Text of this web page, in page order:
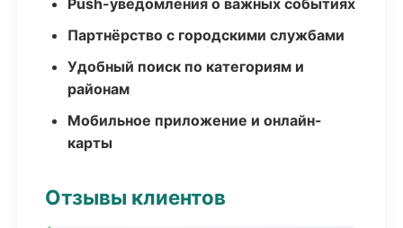
Push-уведомления о важных событиях
Партнёрство с городскими службами
Удобный поиск по категориям и
районам
Мобильное приложение и онлайн-
карты
Отзывы клиентов